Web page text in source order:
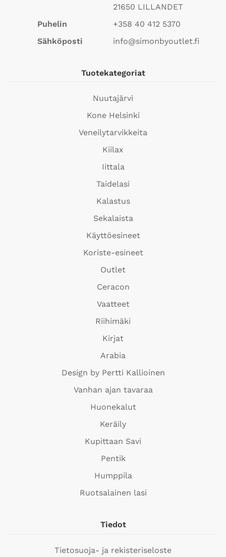
21650 LILLANDET
Puhelin
+358 40 412 5370
Sähköposti
info@simonbyoutlet.fi
Tuotekategoriat
Nuutajärvi
Kone Helsinki
Veneilytarvikkeita
Kiilax
Iittala
Taidelasi
Kalastus
Sekalaista
Käyttöesineet
Koriste-esineet
Outlet
Ceracon
Vaatteet
Riihimäki
Kirjat
Arabia
Design by Pertti Kallioinen
Vanhan ajan tavaraa
Huonekalut
Keräily
Kupittaan Savi
Pentik
Humppila
Ruotsalainen lasi
Tiedot
Tietosuoja- ja rekisteriseloste